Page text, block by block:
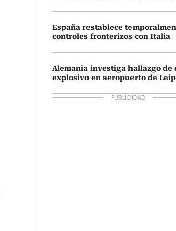
España restablece
controles fronterizos con Italia
Alemania investiga hallazgo de
explosivo en aeropuerto de